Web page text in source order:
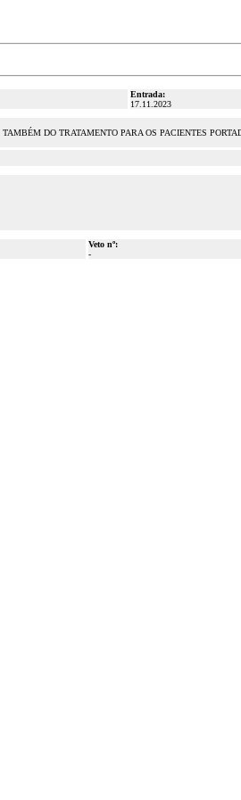
Entrada:
17.11.2023
DO TRATAMENTO PARA OS PACIENTES
Veto nº:
-